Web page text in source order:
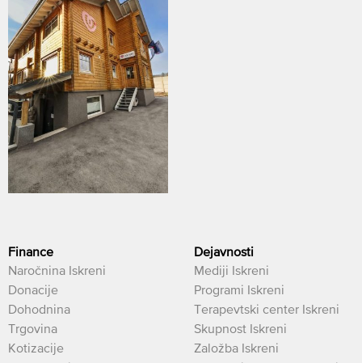
Finance
Naročnina Iskreni
Donacije
Dohodnina
Trgovina
Kotizacije
Dejavnosti
Mediji Iskreni
Programi Iskreni
Terapevtski center Iskreni
Skupnost Iskreni
Založba Iskreni